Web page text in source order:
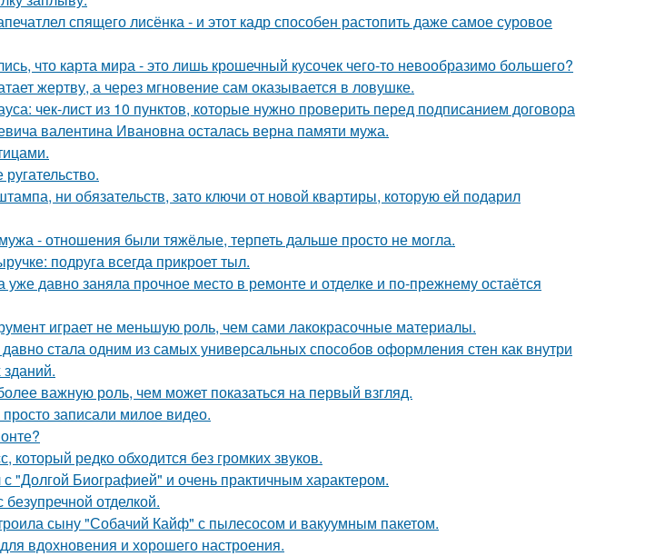
спящего лисёнка - и этот кадр способен растопить даже самое суровое
что карта мира - это лишь крошечный кусочек чего-то невообразимо большего?
жертву, а через мгновение сам оказывается в ловушке.
чек-лист из 10 пунктов, которые нужно проверить перед подписанием договора
валентина Ивановна осталась верна памяти мужа.
ни обязательств, зато ключи от новой квартиры, которую ей подарил
- отношения были тяжёлые, терпеть дальше просто не могла.
подруга всегда прикроет тыл.
давно заняла прочное место в ремонте и отделке и по-прежнему остаётся
играет не меньшую роль, чем сами лакокрасочные материалы.
стала одним из самых универсальных способов оформления стен как внутри
важную роль, чем может показаться на первый взгляд.
записали милое видео.
который редко обходится без громких звуков.
"Долгой Биографией" и очень практичным характером.
отделкой.
сыну "Собачий Кайф" с пылесосом и вакуумным пакетом.
вдохновения и хорошего настроения.